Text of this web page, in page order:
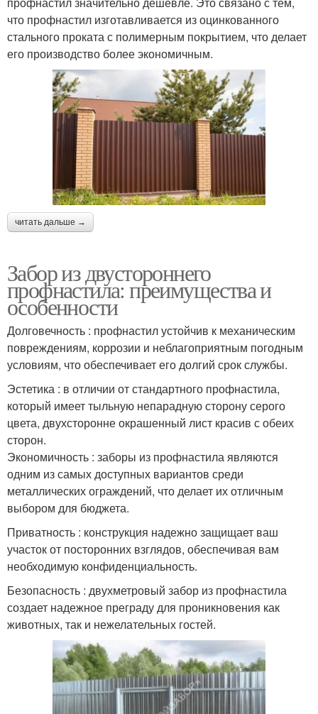
что профнастил изготавливается из оцинкованного
стального проката с полимерным покрытием, что делает
его производство более экономичным.
читать дальше →
Забор из двустороннего
профнастила: преимущества и
особенности
Долговечность : профнастил устойчив к механическим
повреждениям, коррозии и неблагоприятным погодным
условиям, что обеспечивает его долгий срок службы.
Эстетика : в отличии от стандартного профнастила,
который имеет тыльную непарадную сторону серого
цвета, двухсторонне окрашенный лист красив с обеих
сторон.
Экономичность : заборы из профнастила являются
одним из самых доступных вариантов среди
металлических ограждений, что делает их отличным
выбором для бюджета.
Приватность : конструкция надежно защищает ваш
участок от посторонних взглядов, обеспечивая вам
необходимую конфиденциальность.
Безопасность : двухметровый забор из профнастила
создает надежное преграду для проникновения как
животных, так и нежелательных гостей.